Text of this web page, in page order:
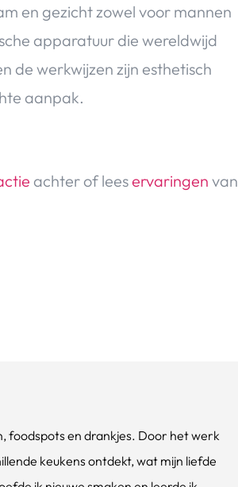
en gezicht zowel voor mannen
apparatuur die wereldwijd
de werkwijzen zijn esthetisch
aanpak.
achter of leeservaringen van
foodspots en drankjes. Door het werk
keukens ontdekt, wat mijn liefde